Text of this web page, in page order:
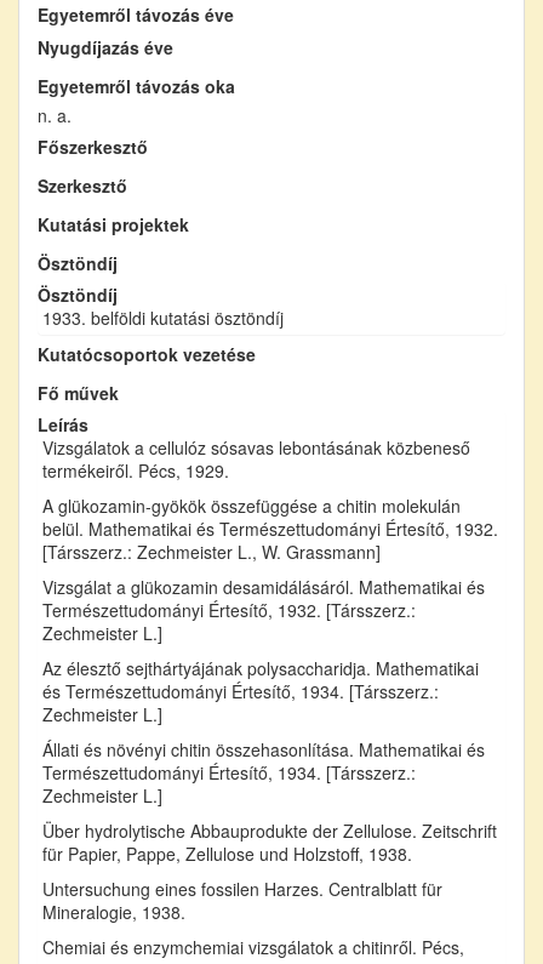
Egyetemről távozás éve
Nyugdíjazás éve
Egyetemről távozás oka
n. a.
Főszerkesztő
Szerkesztő
Kutatási projektek
Ösztöndíj
Ösztöndíj
1933. belföldi kutatási ösztöndíj
Kutatócsoportok vezetése
Fő művek
Leírás
Vizsgálatok a cellulóz sósavas lebontásának közbeneső
termékeiről. Pécs, 1929.
A glükozamin-gyökök összefüggése a chitin molekulán
belül. Mathematikai és Természettudományi Értesítő, 1932.
[Társszerz.: Zechmeister L., W. Grassmann]
Vizsgálat a glükozamin desamidálásáról. Mathematikai és
Természettudományi Értesítő, 1932. [Társszerz.:
Zechmeister L.]
Az élesztő sejthártyájának polysaccharidja. Mathematikai
és Természettudományi Értesítő, 1934. [Társszerz.:
Zechmeister L.]
Állati és növényi chitin összehasonlítása. Mathematikai és
Természettudományi Értesítő, 1934. [Társszerz.:
Zechmeister L.]
Über hydrolytische Abbauprodukte der Zellulose. Zeitschrift
für Papier, Pappe, Zellulose und Holzstoff, 1938.
Untersuchung eines fossilen Harzes. Centralblatt für
Mineralogie, 1938.
Chemiai és enzymchemiai vizsgálatok a chitinről. Pécs,